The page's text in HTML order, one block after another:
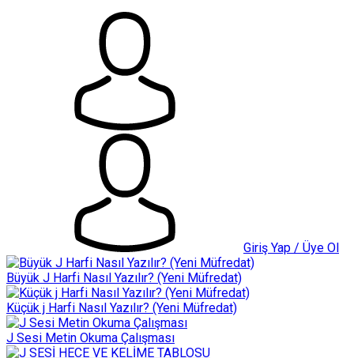
Giriş Yap / Üye Ol
Büyük J Harfi Nasıl Yazılır? (Yeni Müfredat)
Küçük j Harfi Nasıl Yazılır? (Yeni Müfredat)
J Sesi Metin Okuma Çalışması